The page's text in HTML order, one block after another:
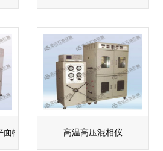
物理模拟系统 高温高压混相仪